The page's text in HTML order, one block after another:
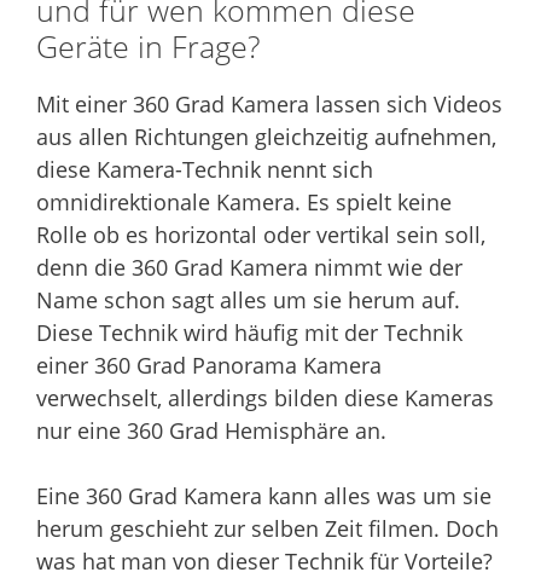
und für wen kommen diese
Geräte in Frage?
Mit einer 360 Grad Kamera lassen sich Videos
aus allen Richtungen gleichzeitig aufnehmen,
diese Kamera-Technik nennt sich
omnidirektionale Kamera. Es spielt keine
Rolle ob es horizontal oder vertikal sein soll,
denn die 360 Grad Kamera nimmt wie der
Name schon sagt alles um sie herum auf.
Diese Technik wird häufig mit der Technik
einer 360 Grad Panorama Kamera
verwechselt, allerdings bilden diese Kameras
nur eine 360 Grad Hemisphäre an.
Eine 360 Grad Kamera kann alles was um sie
herum geschieht zur selben Zeit filmen. Doch
was hat man von dieser Technik für Vorteile?